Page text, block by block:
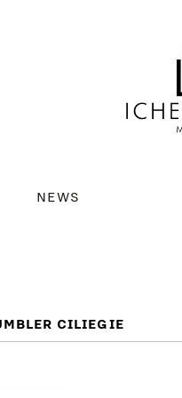
NEWS
CILIEGIE